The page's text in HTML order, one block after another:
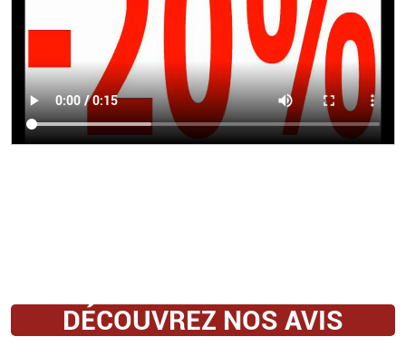
DÉCOUVREZ NOS AVIS